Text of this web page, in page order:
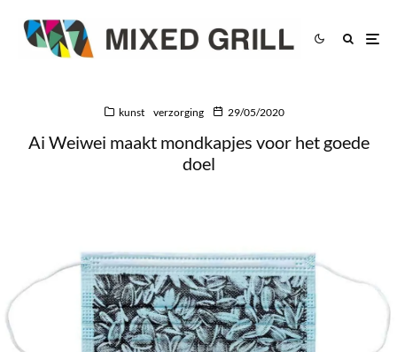
kunst verzorging 29/05/2020
Ai Weiwei maakt mondkapjes voor het goede
doel